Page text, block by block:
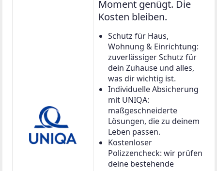
Moment genügt. Die
Kosten bleiben.
Schutz für Haus,
Wohnung & Einrichtung:
zuverlässiger Schutz für
dein Zuhause und alles,
was dir wichtig ist.
Individuelle Absicherung
mit UNIQA:
maßgeschneiderte
Lösungen, die zu deinem
Leben passen.
Kostenloser
Polizzencheck: wir prüfen
deine bestehende